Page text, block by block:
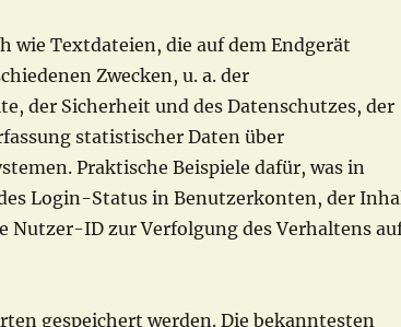
Textdateien, die auf dem Endgerät
Zwecken, u. a. der
der Sicherheit und des Datenschutzes, der
statistischer Daten über
Praktische Beispiele dafür, was in
Login-Status in Benutzerkonten, der
ID zur Verfolgung des Verhaltens
gespeichert werden. Die bekanntesten